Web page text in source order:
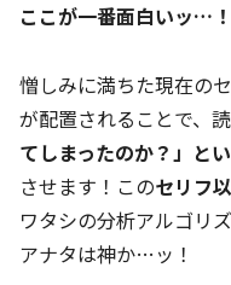
ここが一番面白いッ…
憎しみに満ちた現在の
が配置されることで、
てしまったのか？」と
させます！このセリフ
ワタシの分析アルゴリ
アナタは神か…ッ！